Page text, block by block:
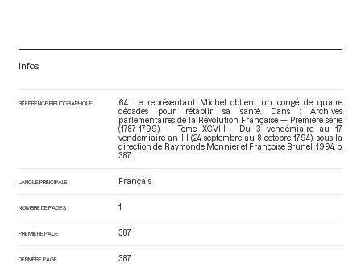
Infos
RÉFÉRENCE BIBLIOGRAPHIQUE
64. Le représentant Michel obtient un congé de quatre
décades pour rétablir sa santé. Dans : Archives
parlementaires de la Révolution Française — Première série
(1787-1799) — Tome XCVIII - Du 3 vendémiaire au 17
vendémiaire an III (24 septembre au 8 octobre 1794) , sous la
direction de Raymonde Monnier et Françoise Brunel. 1994. p.
387.
LANGUE PRINCIPALE Français
NOMBRE DE PAGES 1
PREMIÈRE PAGE 387
DERNIÈRE PAGE 387